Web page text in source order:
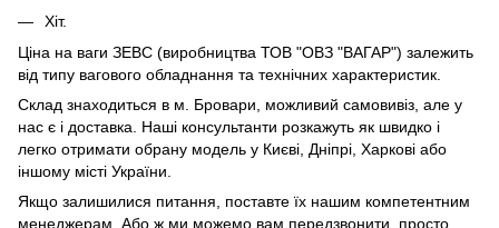
Хіт.
Ціна на ваги ЗЕВС (виробництва ТОВ "ОВЗ "ВАГАР") залежить
від типу вагового обладнання та технічних характеристик.
Склад знаходиться в м. Бровари, можливий самовивіз, але у
нас є і доставка. Наші консультанти розкажуть як швидко і
легко отримати обрану модель у Києві, Дніпрі, Харкові або
іншому місті України.
Якщо залишилися питання, поставте їх нашим компетентним
менеджерам. Або ж ми можемо вам передзвонити, просто